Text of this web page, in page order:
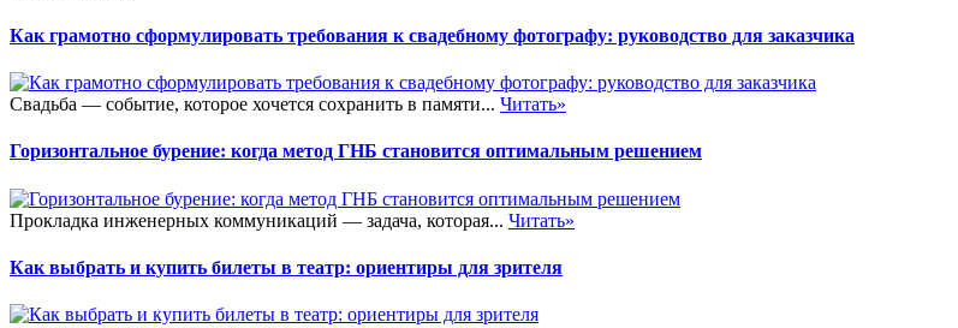
Как грамотно сформулировать требования к свадебному фотографу: руководство для заказчика
Свадьба — событие, которое хочется сохранить в памяти... Читать»
Горизонтальное бурение: когда метод ГНБ становится оптимальным решением
Прокладка инженерных коммуникаций — задача, которая... Читать»
Как выбрать и купить билеты в театр: ориентиры для зрителя